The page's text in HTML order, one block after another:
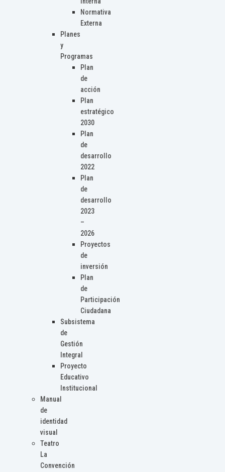
Normativa
Externa
Planes
y
Programas
Plan
de
acción
Plan
estratégico
2030
Plan
de
desarrollo
2022
Plan
de
desarrollo
2023
–
2026
Proyectos
de
inversión
Plan
de
Participación
Ciudadana
Subsistema
de
Gestión
Integral
Proyecto
Educativo
Institucional
Manual
de
identidad
visual
Teatro
La
Convención